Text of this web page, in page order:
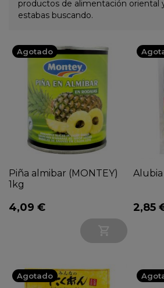
productos de alimentación oriental
estabas buscando.
Agotado
Piña almibar (MONTEY)
1kg
4,09 €

Alubia
2,85
Agotado